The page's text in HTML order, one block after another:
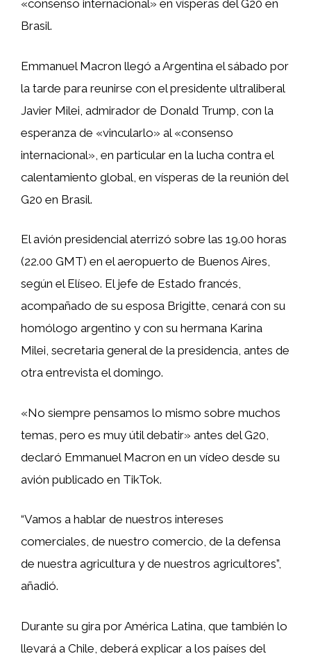
«consenso internacional» en vísperas del G20 en
Brasil.
Emmanuel Macron llegó a Argentina el sábado por
la tarde para reunirse con el presidente ultraliberal
Javier Milei, admirador de Donald Trump, con la
esperanza de «vincularlo» al «consenso
internacional», en particular en la lucha contra el
calentamiento global, en vísperas de la reunión del
G20 en Brasil.
El avión presidencial aterrizó sobre las 19.00 horas
(22.00 GMT) en el aeropuerto de Buenos Aires,
según el Elíseo. El jefe de Estado francés,
acompañado de su esposa Brigitte, cenará con su
homólogo argentino y con su hermana Karina
Milei, secretaria general de la presidencia, antes de
otra entrevista el domingo.
«No siempre pensamos lo mismo sobre muchos
temas, pero es muy útil debatir» antes del G20,
declaró Emmanuel Macron en un vídeo desde su
avión publicado en TikTok.
“Vamos a hablar de nuestros intereses
comerciales, de nuestro comercio, de la defensa
de nuestra agricultura y de nuestros agricultores”,
añadió.
Durante su gira por América Latina, que también lo
llevará a Chile, deberá explicar a los países del